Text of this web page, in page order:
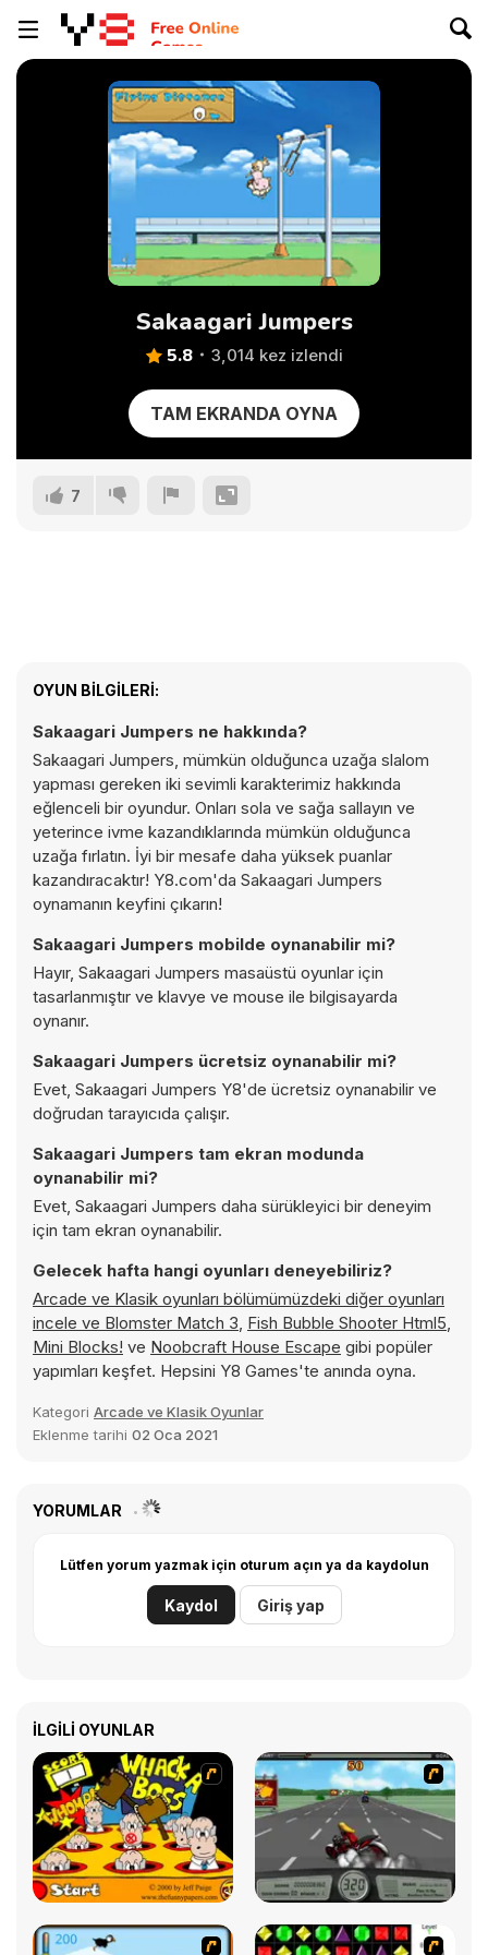
Sakaagari Jumpers
5.8 3,014 kez izlendi
TAM EKRANDA OYNA
7
OYUN BILGILERI:
Sakaagari Jumpers ne hakkında?
Sakaagari Jumpers, mümkün olduğunca uzağa slalom
yapması gereken iki sevimli karakterimiz hakkında
eğlenceli bir oyundur. Onları sola ve sağa sallayın ve
yeterince ivme kazandıklarında mümkün olduğunca
uzağa fırlatın. İyi bir mesafe daha yüksek puanlar
kazandıracaktır! Y8.com'da Sakaagari Jumpers
oynamanın keyfini çıkarın!
Sakaagari Jumpers mobilde oynanabilir mi?
Hayır, Sakaagari Jumpers masaüstü oyunlar için
tasarlanmıştır ve klavye ve mouse ile bilgisayarda
oynanır.
Sakaagari Jumpers ücretsiz oynanabilir mi?
Evet, Sakaagari Jumpers Y8'de ücretsiz oynanabilir ve
doğrudan tarayıcıda çalışır.
Sakaagari Jumpers tam ekran modunda
oynanabilir mi?
Evet, Sakaagari Jumpers daha sürükleyici bir deneyim
için tam ekran oynanabilir.
Gelecek hafta hangi oyunları deneyebiliriz?
Arcade ve Klasik oyunları bölümümüzdeki diğer oyunları
incele ve Blomster Match 3, Fish Bubble Shooter Html5,
Mini Blocks! ve Noobcraft House Escape gibi popüler
yapımları keşfet. Hepsini Y8 Games'te anında oyna.
Kategori Arcade ve Klasik Oyunlar
Eklenme tarihi 02 Oca 2021
YORUMLAR
Lütfen yorum yazmak için oturum açın ya da kaydolun
Kaydol Giriş yap
İLGILI OYUNLAR